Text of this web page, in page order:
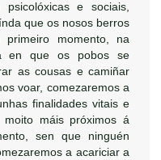
e sociais,
que os nosos berros
primeiro momento, na
en que os pobos se
as cousas e camiñar
voar, comezaremos a
finalidades vitais e
moito máis próximos á
sen que ninguén
a acariciar a